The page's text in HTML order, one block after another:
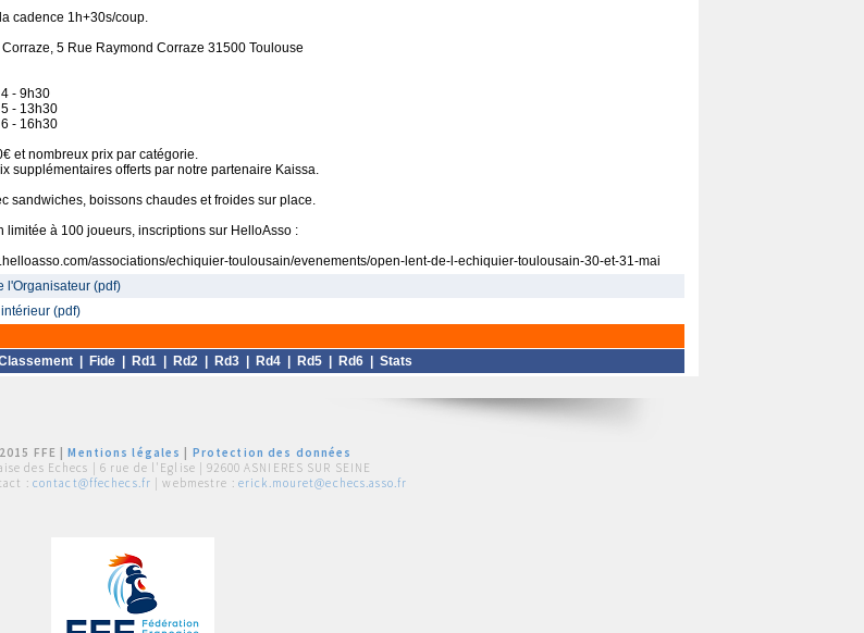
cadence 1h+30s/coup.
Corraze, 5 Rue Raymond Corraze 31500 Toulouse
- 9h30
- 13h30
- 16h30
et nombreux prix par catégorie.
supplémentaires offerts par notre partenaire Kaissa.
sandwiches, boissons chaudes et froides sur place.
limitée à 100 joueurs, inscriptions sur HelloAsso :
associations/echiquier-toulousain/evenements/open-lent-de-l-echiquier-toulousain-30-et-31-mai
l'Organisateur (pdf)
(pdf)
Fide Rd1 Rd2 Rd3 Rd4 Rd5 Rd6 Stats
FFE |Mentions légales
Protection des données
des Echecs | 6 rue de l'Eglise | 92600 ASNIERES SUR SEINE
: contact@ffechecs.fr | webmestre : erick.mouret@echecs.asso.fr